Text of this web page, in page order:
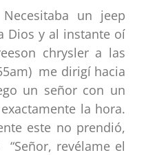
Necesitaba un jeep
Dios y al instante oí
chrysler a las
me dirigí hacia
un señor con un
la hora.
este no prendió,
revélame el